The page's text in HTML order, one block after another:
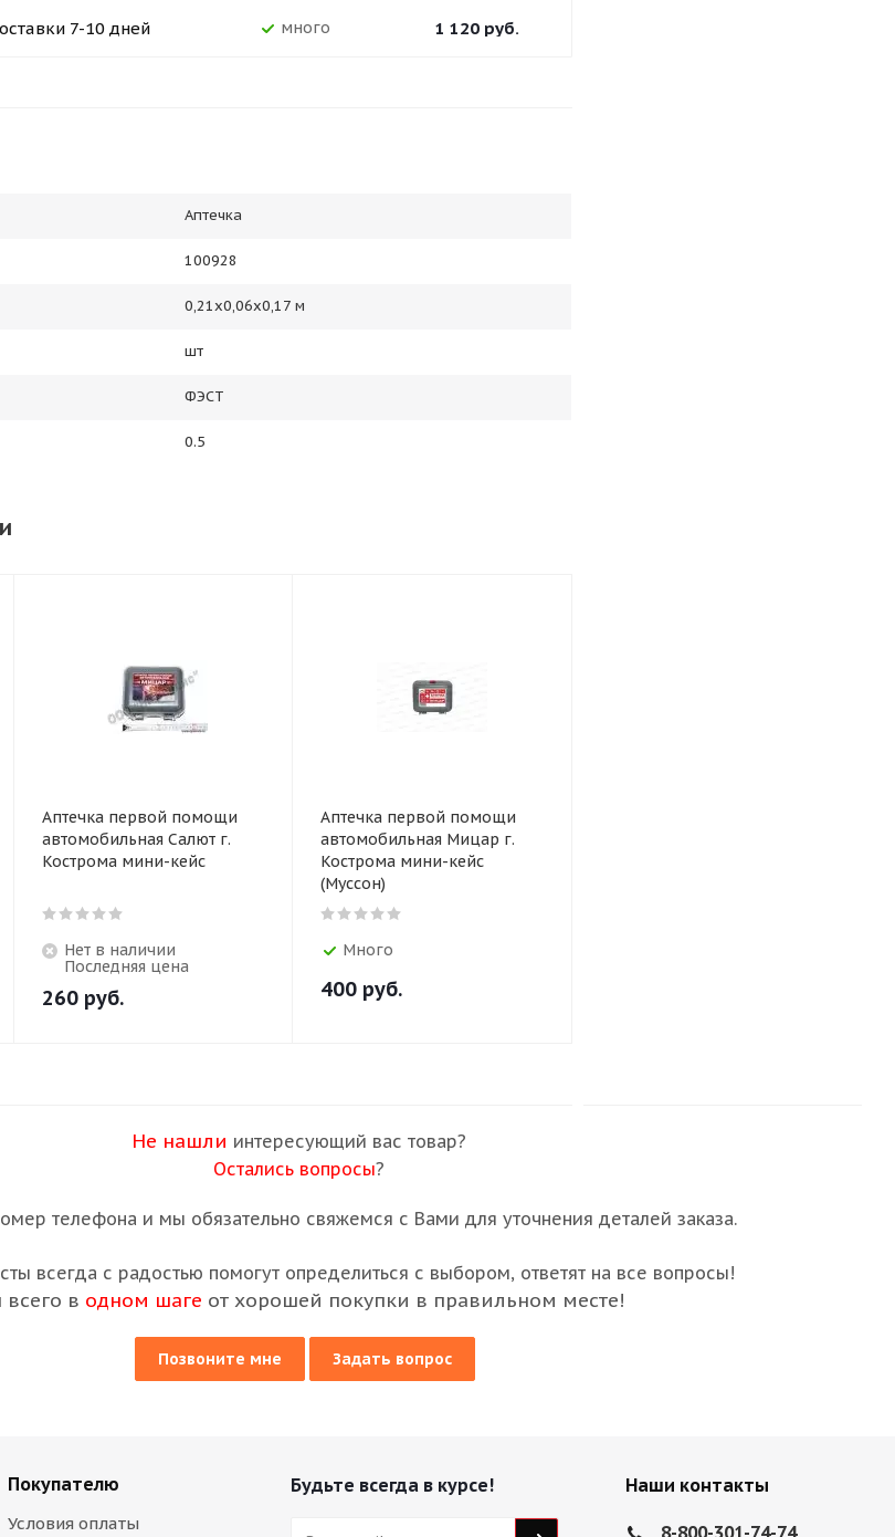
Много 1 120руб.
7-10 дней
Аптечка
100928
0,21х0,06х0,17 м
шт
ФЭСТ
0.5
Аптечка первой помощи
автомобильная Салют г.
Кострома мини-кейс
Нет в наличии
Последняя цена
260руб.
Аптечка первой помощи
автомобильная Мицар г.
Кострома мини-кейс
(Муссон)
Много
400 руб.
Не нашли интересующий вас товар?
Остались вопросы?
телефона и мы обязательно свяжемся с Вами для уточнения деталей заказа.
всегда с радостью помогут определиться с выбором, ответят на все вопросы!
в одном шаге от хорошей покупки в правильном месте!
Позвоните мне Задать вопрос
Покупателю
Условия оплаты
Будьте всегда в курсе! Наши контакты
8-800-301-74-74